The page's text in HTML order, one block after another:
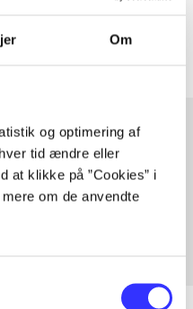
Om
og optimering af
tid ændre eller
at klikke på ”Cookies” i
om de anvendte